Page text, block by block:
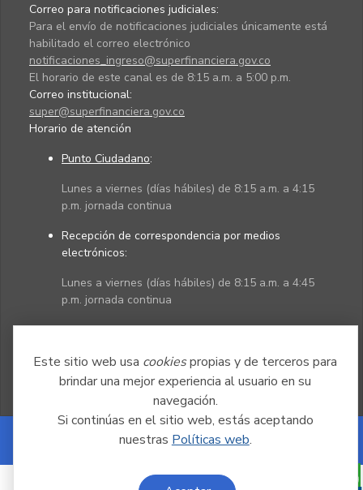
Este sitio web usa cookiespropias y de terceros para
brindar una mejor experiencia al usuario en su
navegación.
Si continúas en el sitio web, estás aceptando
nuestras Políticas web.
Correo para notificaciones judiciales:
Para el envío de notificaciones judiciales únicamente está
habilitado el correo electrónico
notificaciones_ingreso@superfinanciera.gov.co
El horario de este canal es de 8:15 a.m. a 5:00 p.m.
Correo institucional:
super@superfinanciera.gov.co
Horario de atención
Punto Ciudadano:
Lunes a viernes (días hábiles) de 8:15 a.m. a 4:15
p.m. jornada continua
Recepción de correspondencia por medios
electrónicos:
Lunes a viernes (días hábiles) de 8:15 a.m. a 4:45
p.m. jornada continua
Powered by Nexura